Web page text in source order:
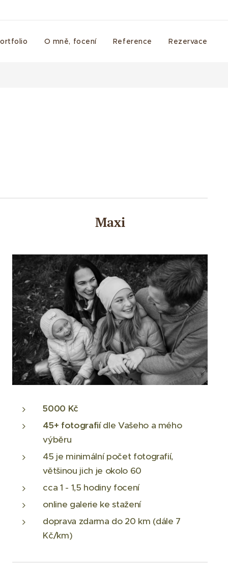
O mně, focení Reference Rezervace
Maxi
5000 Kč
45+ fotografiídle Vašeho a mého
výběru
45 je minimální počet fotografií,
většinou jich je okolo 60
cca 1 - 1,5 hodiny focení
online galerie ke stažení
doprava zdarma do 20 km (dále 7
Kč/km)